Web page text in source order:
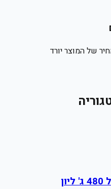
של המוצר יורד